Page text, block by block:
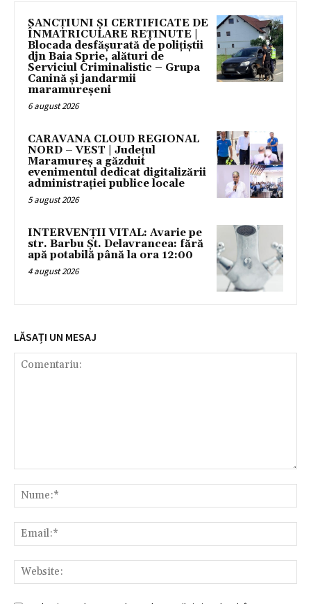
SANCȚIUNI ȘI CERTIFICATE DE
ÎNMATRICULARE REȚINUTE |
Blocada desfășurată de polițiștii
djn Baia Sprie, alături de
Serviciul Criminalistic – Grupa
Canină și jandarmii
maramureșeni
6 august 2026
CARAVANA CLOUD REGIONAL
NORD – VEST | Județul
Maramureș a găzduit
evenimentul dedicat digitalizării
administrației publice locale
5 august 2026
INTERVENȚII VITAL: Avarie pe
str. Barbu Șt. Delavrancea: fără
apă potabilă până la ora 12:00
4 august 2026
LĂSAȚI UN MESAJ